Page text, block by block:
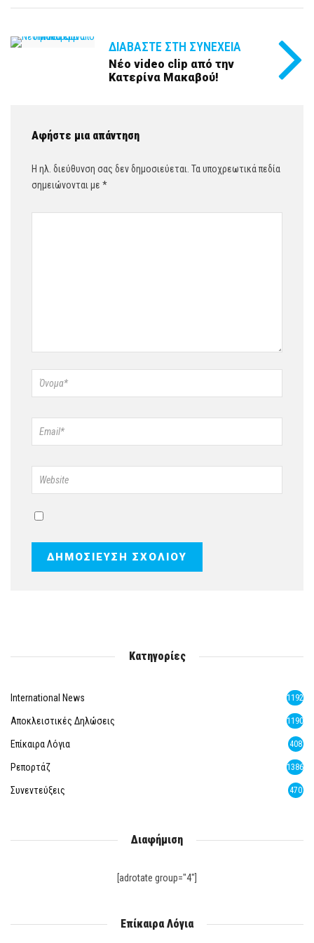
ΔΙΑΒΆΣΤΕ ΣΤΗ ΣΥΝΈΧΕΙΑ
Νέο video clip από την
Κατερίνα Μακαβού!
Αφήστε μια απάντηση
Η ηλ. διεύθυνση σας δεν δημοσιεύεται. Τα υποχρεωτικά πεδία
σημειώνονται με *
Κατηγορίες
International News 1192
Αποκλειστικές Δηλώσεις 1190
Επίκαιρα Λόγια 408
Ρεπορτάζ 1386
Συνεντεύξεις 470
Διαφήμιση
[adrotate group="4"]
Επίκαιρα Λόγια